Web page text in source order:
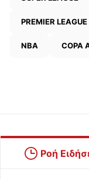
PREMIER LEAGUE
NBA COPA
Ροή